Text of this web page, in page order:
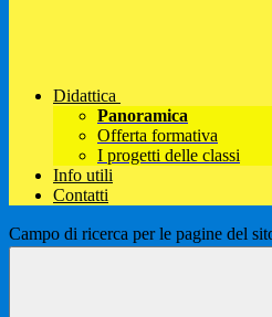
Didattica
Panoramica
Offerta formativa
I progetti delle classi
Info utili
Contatti
Campo di ricerca per le pagine del